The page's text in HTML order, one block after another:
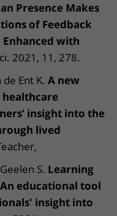
Presence Makes
of Feedback
with
2021, 11, 278.
Ent K. A new
insight into the
lived
S. Learning
educational tool
insight into